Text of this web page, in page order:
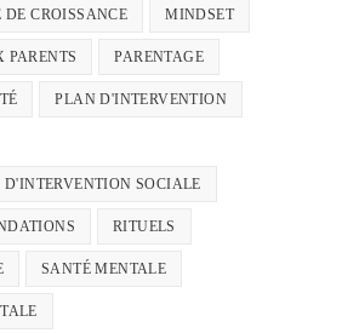
CROISSANCE MINDSET
PARENTS PARENTAGE
PLAN D'INTERVENTION
D'INTERVENTION SOCIALE
RITUELS
SANTÉ MENTALE